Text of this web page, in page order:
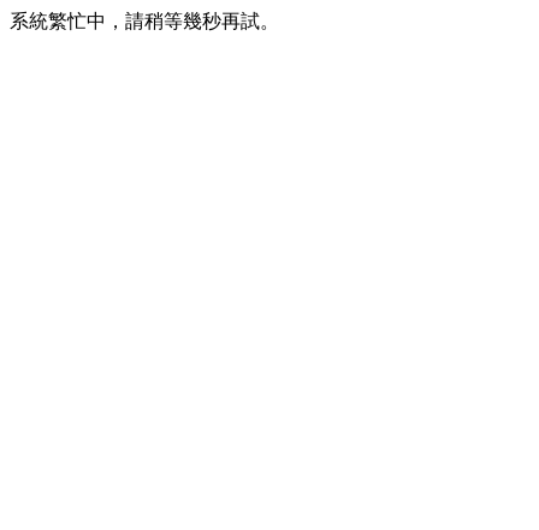
系統繁忙中，請稍等幾秒再試。